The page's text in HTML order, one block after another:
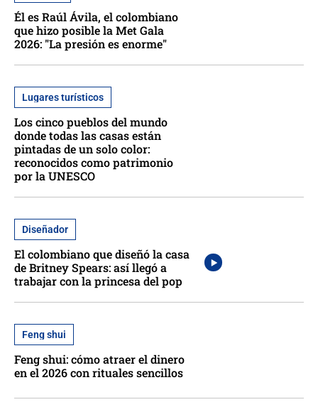
Él es Raúl Ávila, el colombiano
que hizo posible la Met Gala
2026: "La presión es enorme"
Lugares turísticos
Los cinco pueblos del mundo
donde todas las casas están
pintadas de un solo color:
reconocidos como patrimonio
por la UNESCO
Diseñador
El colombiano que diseñó la casa
de Britney Spears: así llegó a
trabajar con la princesa del pop
Feng shui
Feng shui: cómo atraer el dinero
en el 2026 con rituales sencillos